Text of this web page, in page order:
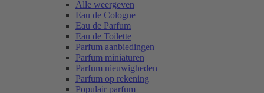
Alle weergeven
Eau de Cologne
Eau de Parfum
Eau de Toilette
Parfum aanbiedingen
Parfum miniaturen
Parfum nieuwigheden
Parfum op rekening
Populair parfum